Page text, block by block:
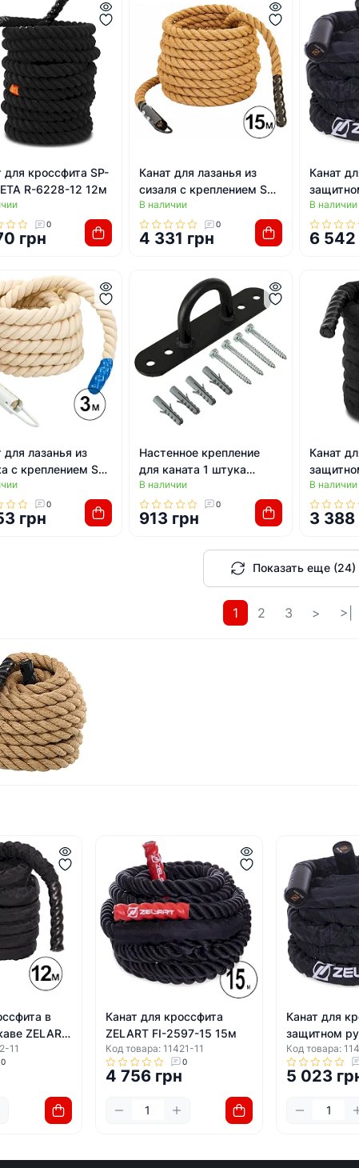
для кроссфита SP-
R-6228-12 12м
0
грн
Канат для лазанья из
сизаля с креплением SP-
SPORT FI-6989-15 15м
В наличии
0
4 331 грн
Канат
ZELART
В наличии
6 542
для лазанья из
с креплением SP-
R-6223-3 3м
0
грн
Настенное крепление
для каната 1 штука
LiveUp LP8179
В наличии
0
913 грн
Канат
ZELART
В наличии
3 388
Показать еще (24)
1 2 3 > >|
в
ZELART
11
0
Канат для кроссфита
ZELART FI-2597-15 15м
Код товара: 11421-11
0
4 756 грн
Канат для
защитном
FI-2631-9 9м
Код товара:
5 023